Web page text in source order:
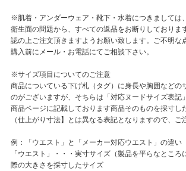
※肌着・アンダーウェア・靴下・水着につきましては
衛生面の問題から、すべての返品をお断りしておりま
認の上ご注文頂きますようお願い致します。ご不明な
購入前にメール・お電話にてご相談下さい。
※サイズ項目についてのご注意
商品についている下げ札（タグ）に身長や胸囲などの
のがございますが、そちらは「対応ヌードサイズ表記
商品ページに記載しております商品そのものを採寸し
（仕上がり寸法】とは異なる表記となりますので、ご
例：「ウエスト」と「メーカー対応ウエスト」の違い
「ウエスト」・・・実寸サイズ（製品を平らなところ
際の大きさを採寸したサイズ